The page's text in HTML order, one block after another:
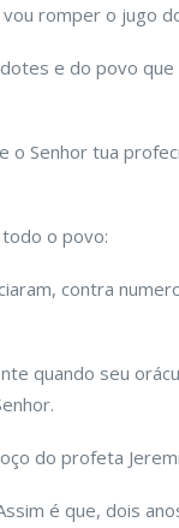
romper o jugo
e do povo
o Senhor tua
o povo:
contra
quando seu
do profeta
é que, dois